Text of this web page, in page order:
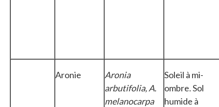
Aronie
Aronia
arbutifolia, A.
melanocarpa
Soleil à mi-
ombre. Sol
humide à